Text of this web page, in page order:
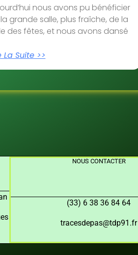
nous avons pu bénéficier
grande salle, plus fraîche, de la
des fêtes, et nous avons dansé
La Suite >>
NOUS CONTACTER
(33) 6 38 36 84 64
tracesdepas@tdp91.fr